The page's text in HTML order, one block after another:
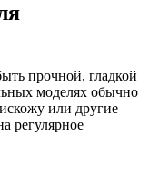
прочной, гладкой
моделях обычно
или другие
регулярное